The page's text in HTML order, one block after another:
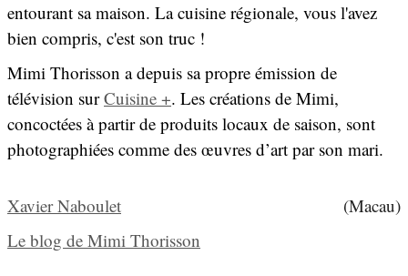
entourant sa maison. La cuisine régionale, vous l'avez
bien compris, c'est son truc !
Mimi Thorisson a depuis sa propre émission de
télévision surCuisine +. Les créations de Mimi,
concoctées à partir de produits locaux de saison, sont
photographiées comme des œuvres d’art par son mari.
Xavier Naboulet
(Macau)
Le blog de Mimi Thorisson